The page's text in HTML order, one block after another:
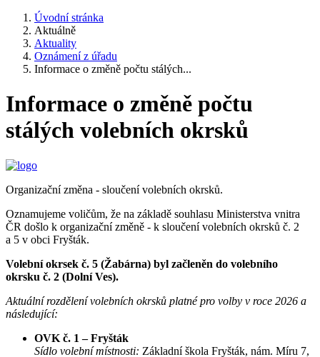
Úvodní stránka
Aktuálně
Aktuality
Oznámení z úřadu
Informace o změně počtu stálých...
Informace o změně počtu
stálých volebních okrsků
Organizační změna - sloučení volebních okrsků.
Oznamujeme voličům, že na základě souhlasu Ministerstva vnitra
ČR došlo k organizační změně - k sloučení volebních okrsků č. 2
a 5 v obci Fryšták.
Volební okrsek č. 5 (Žabárna) byl začleněn do volebního
okrsku č. 2 (Dolní Ves).
Aktuální rozdělení volebních okrsků platné pro volby v roce 2026 a
následující:
OVK č. 1 – Fryšták
Sídlo volební místnosti: Základní škola Fryšták, nám. Míru 7,